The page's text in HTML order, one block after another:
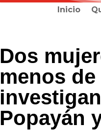
Inicio
Dos
menos
Popayán